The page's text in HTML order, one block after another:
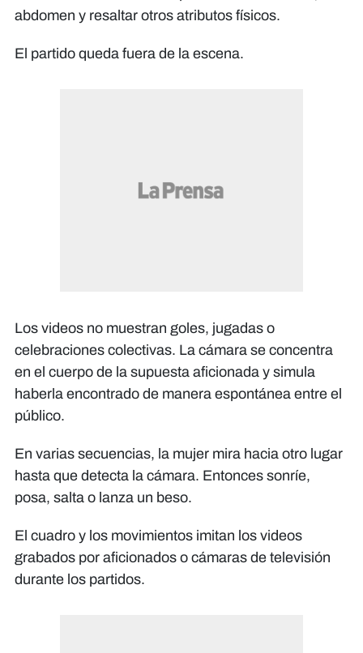
abdomen y resaltar otros atributos físicos.
El partido queda fuera de la escena.
Los videos no muestran goles, jugadas o
celebraciones colectivas. La cámara se concentra
en el cuerpo de la supuesta aficionada y simula
haberla encontrado de manera espontánea entre el
público.
En varias secuencias, la mujer mira hacia otro lugar
hasta que detecta la cámara. Entonces sonríe,
posa, salta o lanza un beso.
El cuadro y los movimientos imitan los videos
grabados por aficionados o cámaras de televisión
durante los partidos.